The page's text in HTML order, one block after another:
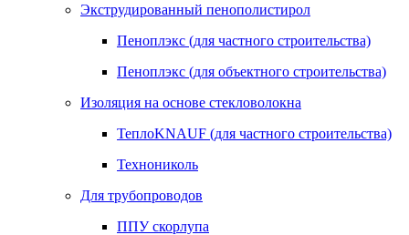
Экструдированный пенополистирол
Пеноплэкс (для частного строительства)
Пеноплэкс (для объектного строительства)
Изоляция на основе стекловолокна
ТеплоKNAUF (для частного строительства)
Технониколь
Для трубопроводов
ППУ скорлупа